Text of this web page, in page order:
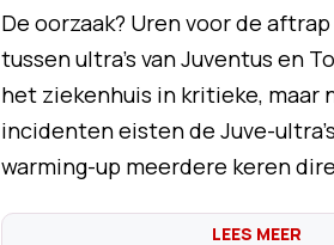
De oorzaak? Uren voor de
tussen ultra's van Juventus en
het ziekenhuis in kritieke, maar
incidenten eisten de Juve-
warming-up meerdere keren